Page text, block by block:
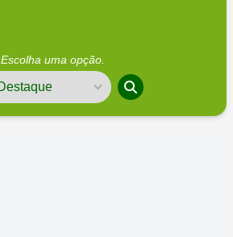
Escolha uma opção.